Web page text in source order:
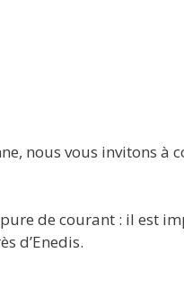
nous vous invitons à
de courant : il est
d’Enedis.